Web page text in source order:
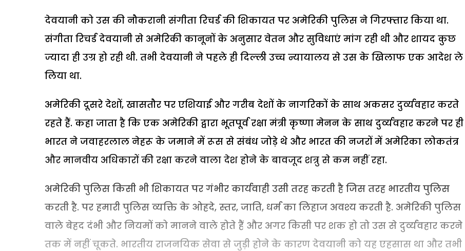
देवयानी को उस की नौकरानी संगीता रिचर्ड की शिकायत पर अमेरिकी पुलिस ने गिरफ्तार किया था.
संगीता रिचर्ड देवयानी से अमेरिकी कानूनों के अनुसार वेतन और सुविधाएं मांग रही थी और शायद कुछ
ज्यादा ही उग्र हो रही थी. तभी देवयानी ने पहले ही दिल्ली उच्च न्यायालय से उस के खिलाफ एक आदेश ले
लिया था.
अमेरिकी दूसरे देशों, खासतौर पर एशियाई और गरीब देशों के नागरिकों के साथ अकसर दुर्व्यवहार करते
रहते हैं. कहा जाता है कि एक अमेरिकी द्वारा भूतपूर्व रक्षा मंत्री कृष्णा मेनन के साथ दुर्व्यवहार करने पर ही
भारत ने जवाहरलाल नेहरू के जमाने में रूस से संबंध जोड़े थे और भारत की नजरों में अमेरिका लोकतंत्र
और मानवीय अधिकारों की रक्षा करने वाला देश होने के बावजूद शत्रु से कम नहीं रहा.
अमेरिकी पुलिस किसी भी शिकायत पर गंभीर कार्यवाही उसी तरह करती है जिस तरह भारतीय पुलिस
करती है. पर हमारी पुलिस व्यक्ति के ओहदे, स्तर, जाति, धर्म का लिहाज अवश्य करती है. अमेरिकी पुलिस
वाले बेहद दंभी और नियमों को मानने वाले होते हैं और अगर किसी पर शक हो तो उस से दुर्व्यवहार करने
तक में नहीं चूकते. भारतीय राजनयिक सेवा से जुड़ी होने के कारण देवयानी को यह एहसास था और तभी